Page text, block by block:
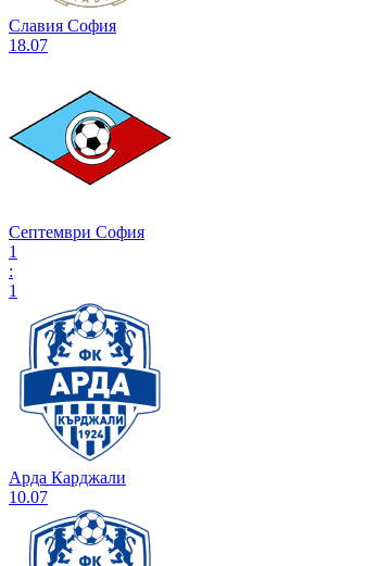
Славия София
18.07
Септември София
1
:
1
Арда Карджали
10.07